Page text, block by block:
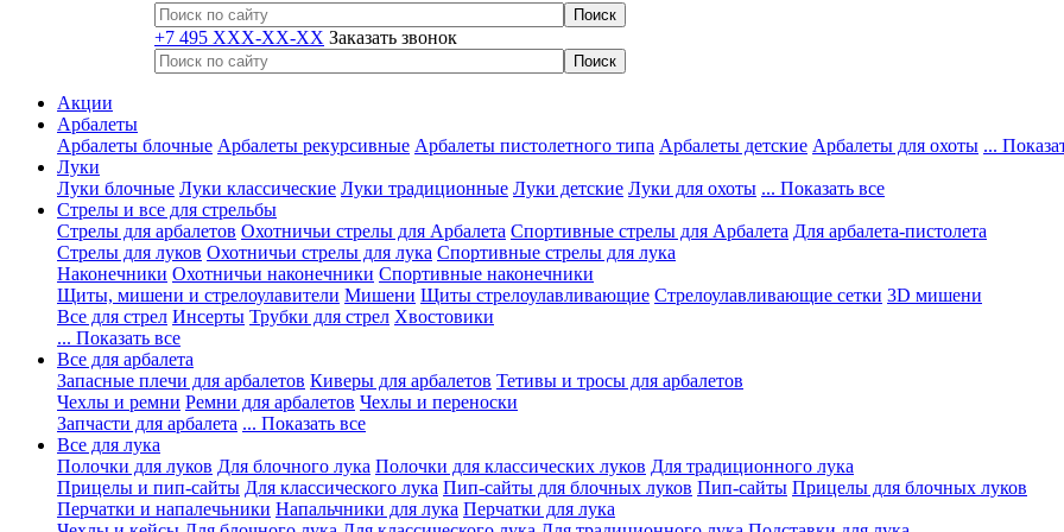
+7 495 XXX-XX-XX Заказать звонок
Акции
Арбалеты
Арбалеты блочные Арбалеты рекурсивные Арбалеты пистолетного типа Арбалеты детские Арбалеты для охоты ...
Луки
Луки блочные Луки классические Луки традиционные Луки детские Луки для охоты ... Показать все
Стрелы и все для стрельбы
Стрелы для арбалетов Охотничьи стрелы для Арбалета Спортивные стрелы для Арбалета Для арбалета-пистолета
Стрелы для луков Охотничьи стрелы для лука Спортивные стрелы для лука
Наконечники Охотничьи наконечники Спортивные наконечники
Щиты, мишени и стрелоулавители Мишени Щиты стрелоулавливающие Стрелоулавливающие сетки 3D мишени
Все для стрел Инсерты Трубки для стрел Хвостовики
... Показать все
Все для арбалета
Запасные плечи для арбалетов Киверы для арбалетов Тетивы и тросы для арбалетов
Чехлы и ремни Ремни для арбалетов Чехлы и переноски
Запчасти для арбалета ... Показать все
Все для лука
Полочки для луков Для блочного лука Полочки для классических луков Для традиционного лука
Прицелы и пип-сайты Для классического лука Пип-сайты для блочных луков Пип-сайты Прицелы для блочных луков
Перчатки и напалечьники Напальчники для лука Перчатки для лука